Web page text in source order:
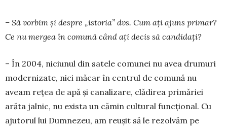
– Să vorbim și despre „istoria” dvs. Cum ați ajuns primar?
Ce nu mergea în comună când ați decis să candidați?
– În 2004, niciunul din satele comunei nu avea drumuri
modernizate, nici măcar în centrul de co­mună nu
aveam rețea de apă și canalizare, clădirea primăriei
arăta jalnic, nu exista un cămin cultural funcțional. Cu
ajutorul lui Dumnezeu, am reușit să le rezolvăm pe